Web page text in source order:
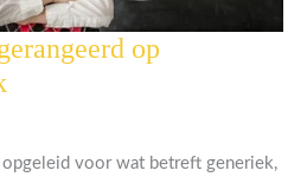
op
opgeleid voor wat betreft generiek,